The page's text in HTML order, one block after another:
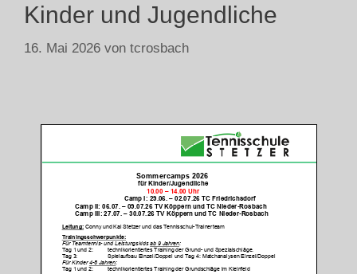
Kinder und Jugendliche
16. Mai 2026 von tcrosbach